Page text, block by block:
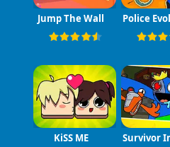
Jump The Wall
KiSS ME